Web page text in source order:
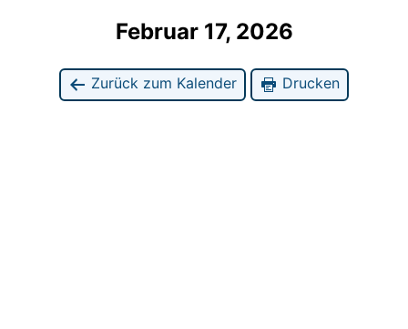
Februar 17, 2026
Zurück zum Kalender Drucken